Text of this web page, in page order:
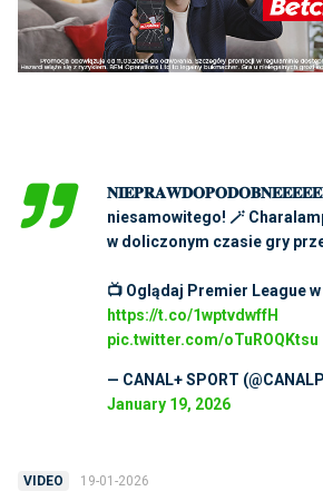
niesamowitego! 🪄
w doliczonym czasie gry
📺 Oglądaj Premier League w
https://t.co/1wptvdwffH
pic.twitter.com/oTuROQKtsu
— CANAL+ SPORT
January 19, 2026
VIDEO 19-01-2026